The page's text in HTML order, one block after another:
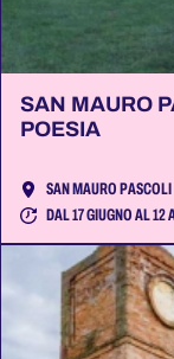
SAN MAURO
POESIA
SAN MAURO PASCOLI
DAL 17 GIUGNO AL 12